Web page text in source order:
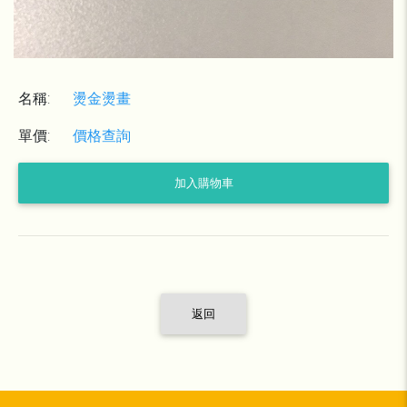
名稱: 燙金燙畫
單價: 價格查詢
加入購物車
返回